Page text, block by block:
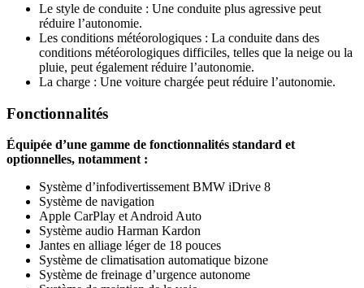
Le style de conduite : Une conduite plus agressive peut
réduire l’autonomie.
Les conditions météorologiques : La conduite dans des
conditions météorologiques difficiles, telles que la neige ou la
pluie, peut également réduire l’autonomie.
La charge : Une voiture chargée peut réduire l’autonomie.
Fonctionnalités
Équipée d’une gamme de fonctionnalités standard et
optionnelles, notamment :
Système d’infodivertissement BMW iDrive 8
Système de navigation
Apple CarPlay et Android Auto
Système audio Harman Kardon
Jantes en alliage léger de 18 pouces
Système de climatisation automatique bizone
Système de freinage d’urgence autonome